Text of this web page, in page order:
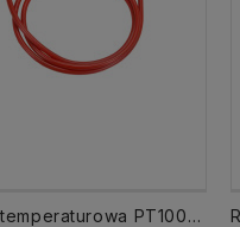
Sonda temperaturowa PT1000 (1 mb) do ERO-32AP-0